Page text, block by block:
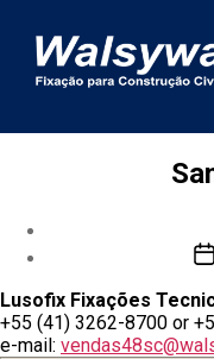
Lusofix Fixações
+55 (41) 3262-8700 or
e-mail: